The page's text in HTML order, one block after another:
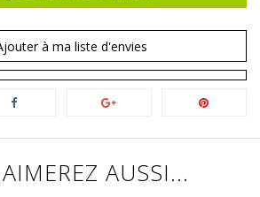
à ma liste d'envies
AUSSI...